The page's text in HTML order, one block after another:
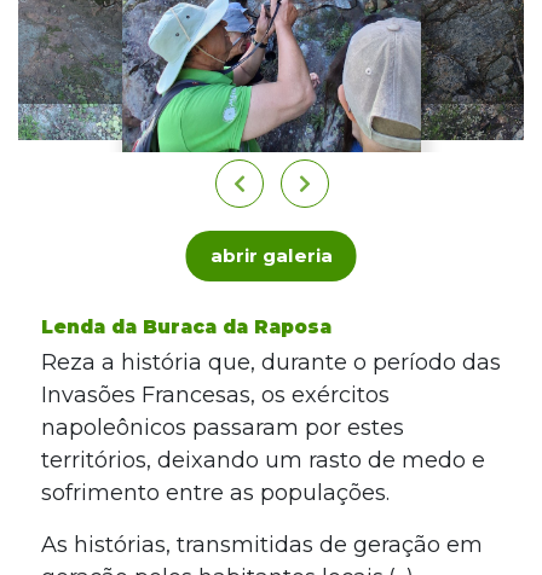
abrir galeria
Lenda da Buraca da Raposa
Reza a história que, durante o período das
Invasões Francesas, os exércitos
napoleônicos passaram por estes
territórios, deixando um rasto de medo e
sofrimento entre as populações.
As histórias, transmitidas de geração em